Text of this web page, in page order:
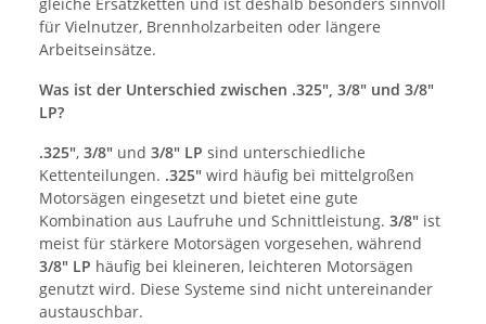
gleiche Ersatzketten und ist deshalb besonders sinnvoll
für Vielnutzer, Brennholzarbeiten oder längere
Arbeitseinsätze.
Was ist der Unterschied zwischen .325", 3/8" und 3/8"
LP?
.325", 3/8" und 3/8" LP sind unterschiedliche
Kettenteilungen. .325" wird häufig bei mittelgroßen
Motorsägen eingesetzt und bietet eine gute
Kombination aus Laufruhe und Schnittleistung. 3/8" ist
meist für stärkere Motorsägen vorgesehen, während
3/8" LP häufig bei kleineren, leichteren Motorsägen
genutzt wird. Diese Systeme sind nicht untereinander
austauschbar.